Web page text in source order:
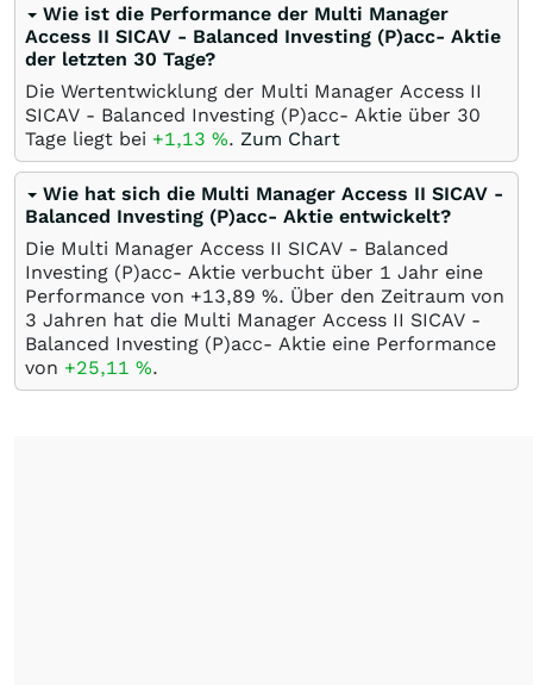
Wie ist die Performance der Multi Manager
Access II SICAV - Balanced Investing (P)acc- Aktie
der letzten 30 Tage?
Die Wertentwicklung der Multi Manager Access II
SICAV - Balanced Investing (P)acc- Aktie über 30
Tage liegt bei +1,13 %. Zum Chart
Wie hat sich die Multi Manager Access II SICAV -
Balanced Investing (P)acc- Aktie entwickelt?
Die Multi Manager Access II SICAV - Balanced
Investing (P)acc- Aktie verbucht über 1 Jahr eine
Performance von +13,89 %. Über den Zeitraum von
3 Jahren hat die Multi Manager Access II SICAV -
Balanced Investing (P)acc- Aktie eine Performance
von +25,11 %.